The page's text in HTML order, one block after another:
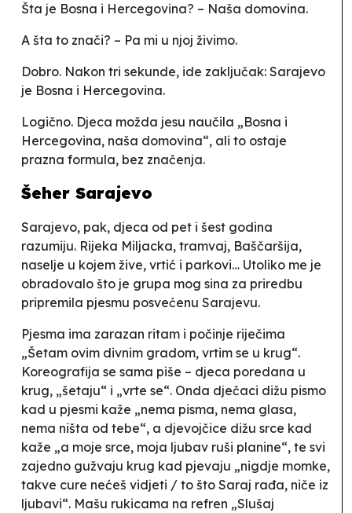
Šta je Bosna i Hercegovina? – Naša domovina.
A šta to znači? – Pa mi u njoj živimo.
Dobro. Nakon tri sekunde, ide zaključak: Sarajevo
je Bosna i Hercegovina.
Logično. Djeca možda jesu naučila „Bosna i
Hercegovina, naša domovina“, ali to ostaje
prazna formula, bez značenja.
Šeher Sarajevo
Sarajevo, pak, djeca od pet i šest godina
razumiju. Rijeka Miljacka, tramvaj, Baščaršija,
naselje u kojem žive, vrtić i parkovi… Utoliko me je
obradovalo što je grupa mog sina za priredbu
pripremila pjesmu posvećenu Sarajevu.
Pjesma ima zarazan ritam i počinje riječima
„Šetam ovim divnim gradom, vrtim se u krug“.
Koreografija se sama piše – djeca poredana u
krug, „šetaju“ i „vrte se“. Onda dječaci dižu pismo
kad u pjesmi kaže „nema pisma, nema glasa,
nema ništa od tebe“, a djevojčice dižu srce kad
kaže „a moje srce, moja ljubav ruši planine“, te svi
zajedno gužvaju krug kad pjevaju „nigdje momke,
takve cure nećeš vidjeti / to što Saraj rađa, niče iz
ljubavi“. Mašu rukicama na refren „Slušaj